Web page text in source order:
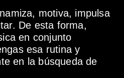
motiva, impulsa
De esta forma,
en conjunto
esa rutina y
en la búsqueda de